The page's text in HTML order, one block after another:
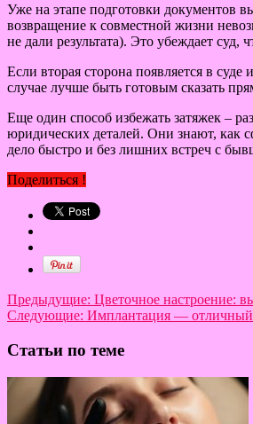
Уже на этапе подготовки документов
возвращение к совместной жизни
не дали результата). Это убеждает суд,
Если вторая сторона появляется в
случае лучше быть готовым сказать
Еще один способ избежать затяжек –
юридических деталей. Они знают, как
дело быстро и без лишних встреч с
Поделиться !
Предыдущие: Цветочное настроение:
Следующие: Имплантация — отличный
Статьи по теме